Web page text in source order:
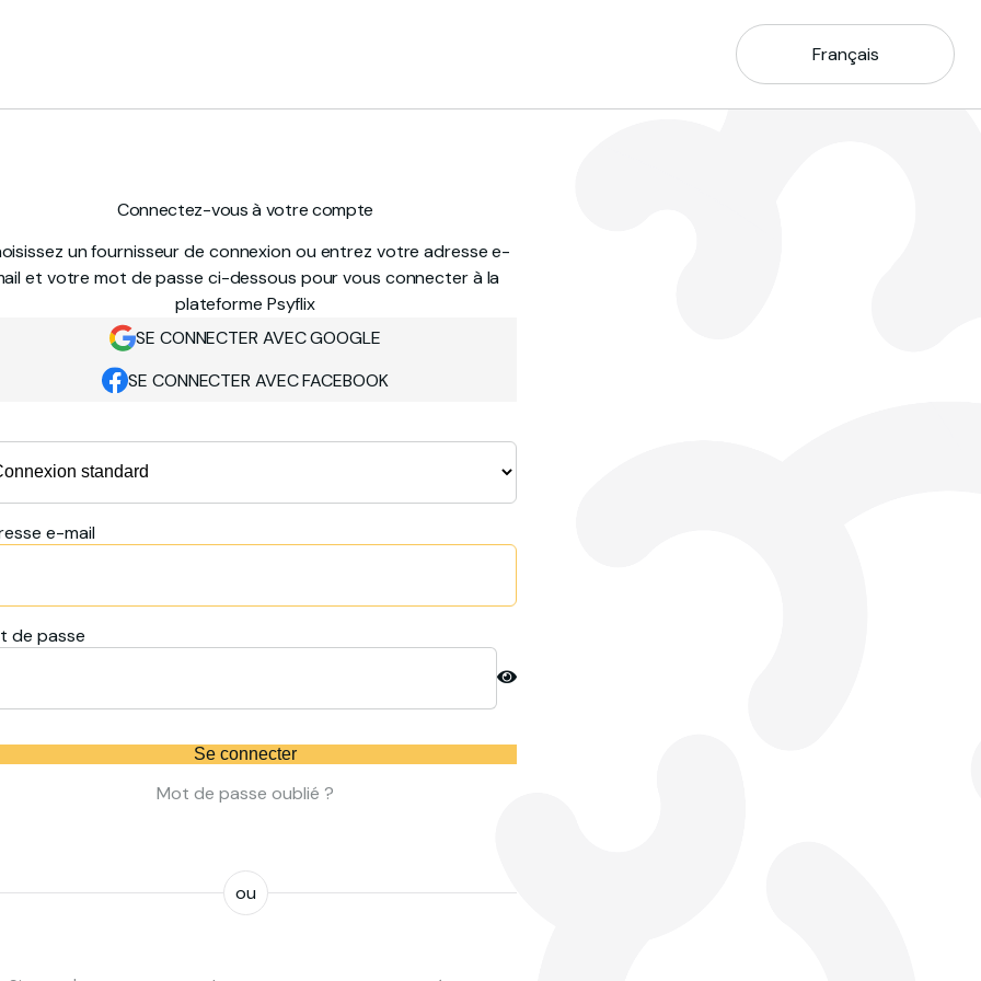
Français
Connectez-vous à votre compte
un fournisseur de connexion ou entrez votre adresse e-
et votre mot de passe ci-dessous pour vous connecter à la
plateforme Psyflix
SE CONNECTER AVEC GOOGLE
SE CONNECTER AVEC FACEBOOK
e-mail
de passe
Se connecter
Mot de passe oublié ?
ou